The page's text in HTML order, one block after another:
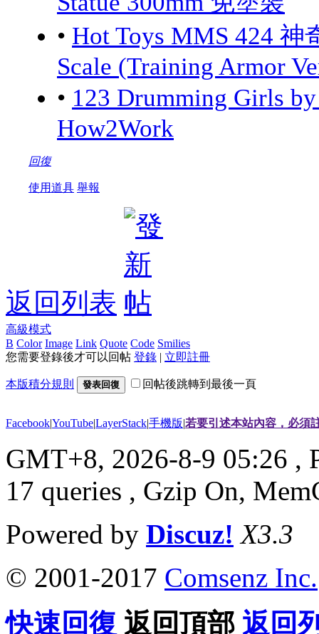
• Hot Toys MMS 424 神
Scale (Training Armor
• 123 Drumming Girls
How2Work
回復
使用道具 舉報
返回列表
高級模式
B Color Image Link Quote Code Smilies
您需要登錄後才可以回帖 登錄 | 立即註冊
本版積分規則 發表回復 回帖後跳轉到最後一頁
Facebook|YouTube|LayerStack|手機版|若要引述本站內容，必須
GMT+8, 2026-8-9 05:26 ,
17 queries , Gzip On,
Powered by Discuz! X3.3
© 2001-2017 Comsenz Inc.
快速回復 返回頂部 返回